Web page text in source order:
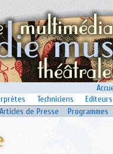
Techniciens
Editeurs
Articles de Presse Programmes